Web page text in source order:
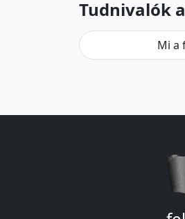
Tudnivalók
Mi a